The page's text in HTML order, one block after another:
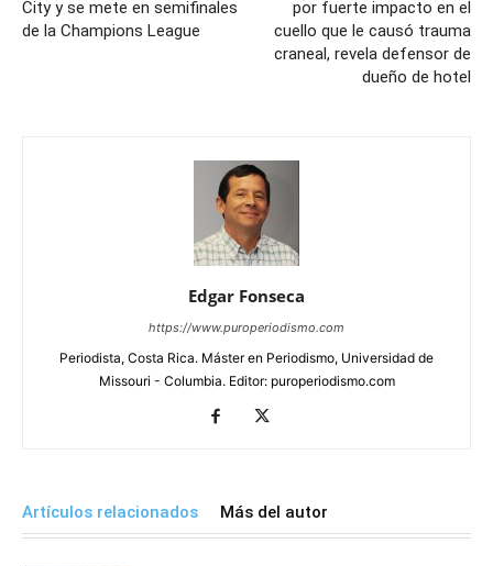
City y se mete en semifinales
de la Champions League
por fuerte impacto en el
cuello que le causó trauma
craneal, revela defensor de
dueño de hotel
Edgar Fonseca
https://www.puroperiodismo.com
Periodista, Costa Rica. Máster en Periodismo, Universidad de
Missouri - Columbia. Editor: puroperiodismo.com
Artículos relacionados Más del autor